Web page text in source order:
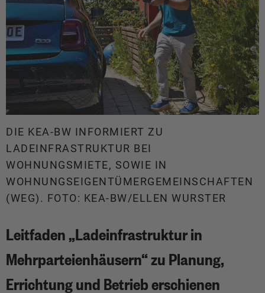
DIE KEA-BW INFORMIERT ZU
LADEINFRASTRUKTUR BEI
WOHNUNGSMIETE, SOWIE IN
WOHNUNGSEIGENTÜMERGEMEINSCHAFTEN
(WEG). FOTO: KEA-BW/ELLEN WURSTER
Leitfaden „Ladeinfrastruktur in
Mehrparteienhäusern“ zu Planung,
Errichtung und Betrieb erschienen